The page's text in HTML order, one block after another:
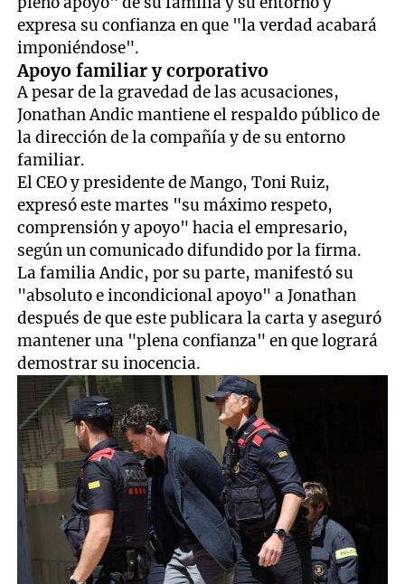
expresa su confianza en que "la verdad acabará
imponiéndose".
Apoyo familiar y corporativo
A pesar de la gravedad de las acusaciones,
Jonathan Andic mantiene el respaldo público de
la dirección de la compañía y de su entorno
familiar.
El CEO y presidente de Mango, Toni Ruiz,
expresó este martes "su máximo respeto,
comprensión y apoyo" hacia el empresario,
según un comunicado difundido por la firma.
La familia Andic, por su parte, manifestó su
"absoluto e incondicional apoyo" a Jonathan
después de que este publicara la carta y aseguró
mantener una "plena confianza" en que logrará
demostrar su inocencia.